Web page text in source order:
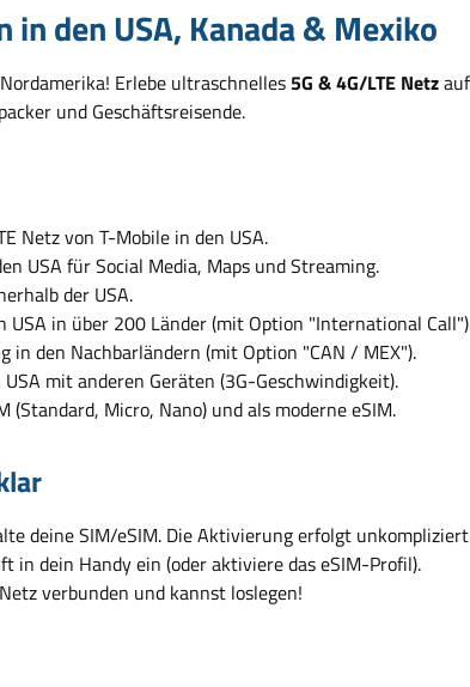
den USA, Kanada & Mexiko
Erlebe ultraschnelles5G & 4G/LTE Netz
und Geschäftsreisende.
Netz von T-Mobile in den USA.
USA für Social Media, Maps und Streaming.
der USA.
USA in über 200 Länder (mit Option "International
in den Nachbarländern (mit Option "CAN / MEX").
mit anderen Geräten (3G-Geschwindigkeit).
(Standard, Micro, Nano) und als moderne eSIM.
deine SIM/eSIM. Die Aktivierung erfolgt
in dein Handy ein (oder aktiviere das eSIM-Profil).
verbunden und kannst loslegen!